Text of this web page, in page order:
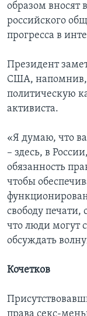
образом вносят
российского
прогресса в
Президент
США, напомнив,
политическую
активиста.
«Я думаю, что
– здесь, в
обязанность
чтобы
свободу печати,
что люди могут
обсуждать
Кочетков